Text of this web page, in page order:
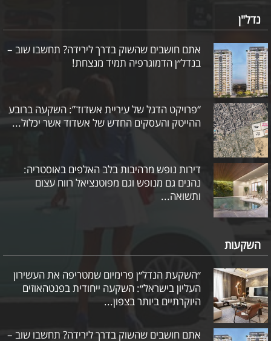
נדל"ן
אתם חושבים שהשוק בדרך לירידה? תחשבו שוב –
בנדל״ן הדמוגרפיה תמיד מנצחת!
“פרויקט הדגל של עיריית אשדוד”: השקעה ברובע
ההייטק והעסקים החדש של אשדוד אשר יכלול...
דירות נופש מרהיבות בלב האלפים באוסטריה:
נהנים גם מנופש וגם מפוטנציאל רווח עצום
ותשואה...
השקעות
״השקעת הנדל״ן פרימיום שמטריפה את העשירון
העליון בישראל״: השקעה ייחודית בפנטהאוזים
היוקרתיים ביותר בצפון...
אתם חושבים שהשוק בדרך לירידה? תחשבו שוב –